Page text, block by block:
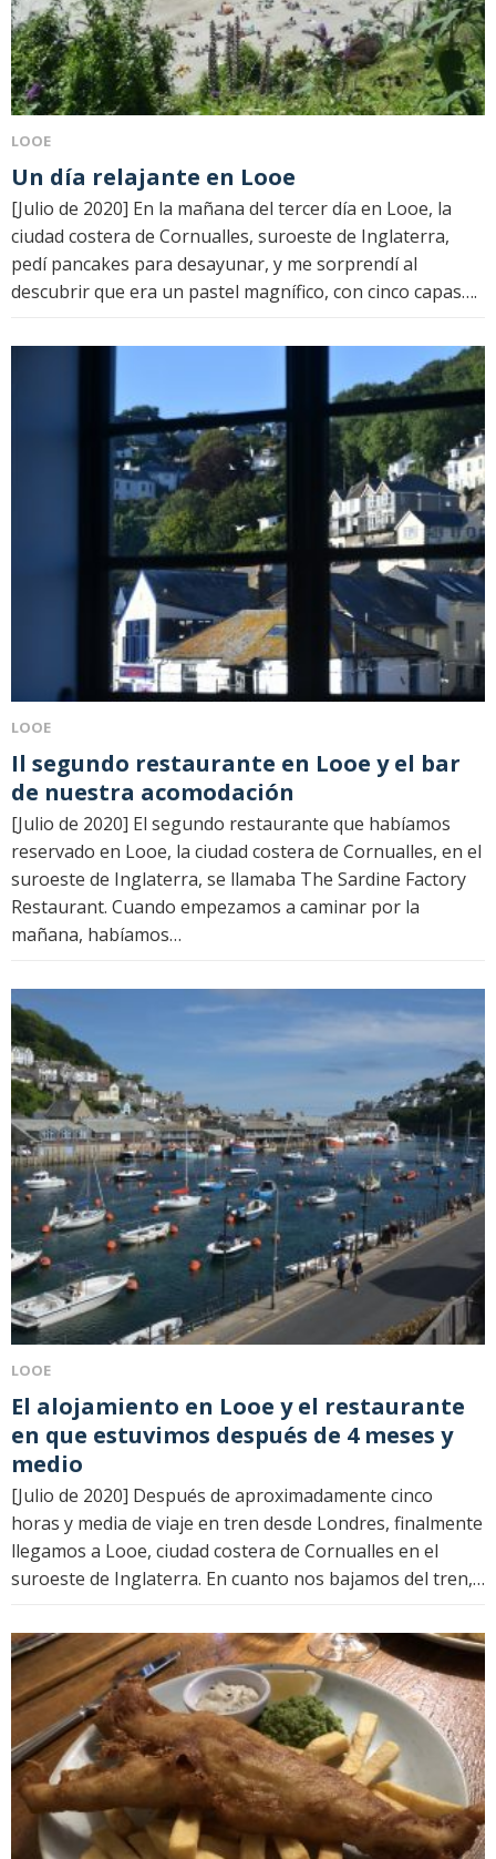
LOOE
Un día relajante en Looe
[Julio de 2020] En la mañana del tercer día en Looe, la
ciudad costera de Cornualles, suroeste de Inglaterra,
pedí pancakes para desayunar, y me sorprendí al
descubrir que era un pastel magnífico, con cinco capas….
LOOE
Il segundo restaurante en Looe y el bar
de nuestra acomodación
[Julio de 2020] El segundo restaurante que habíamos
reservado en Looe, la ciudad costera de Cornualles, en el
suroeste de Inglaterra, se llamaba The Sardine Factory
Restaurant. Cuando empezamos a caminar por la
mañana, habíamos…
LOOE
El alojamiento en Looe y el restaurante
en que estuvimos después de 4 meses y
medio
[Julio de 2020] Después de aproximadamente cinco
horas y media de viaje en tren desde Londres, finalmente
llegamos a Looe, ciudad costera de Cornualles en el
suroeste de Inglaterra. En cuanto nos bajamos del tren,…